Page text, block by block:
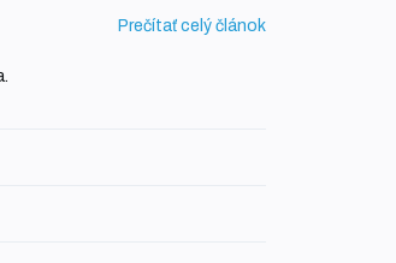
Prečítať celý článok